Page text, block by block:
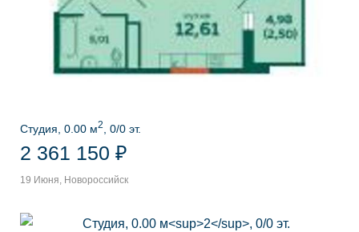
Студия, 0.00 м2 , 0/0 эт.
2 361 150 ₽
19 Июня, Новороссийск